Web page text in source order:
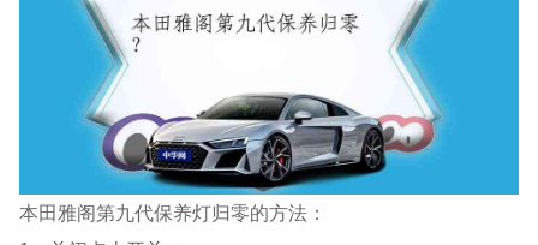
本田雅阁第九代保养灯归零的方法：